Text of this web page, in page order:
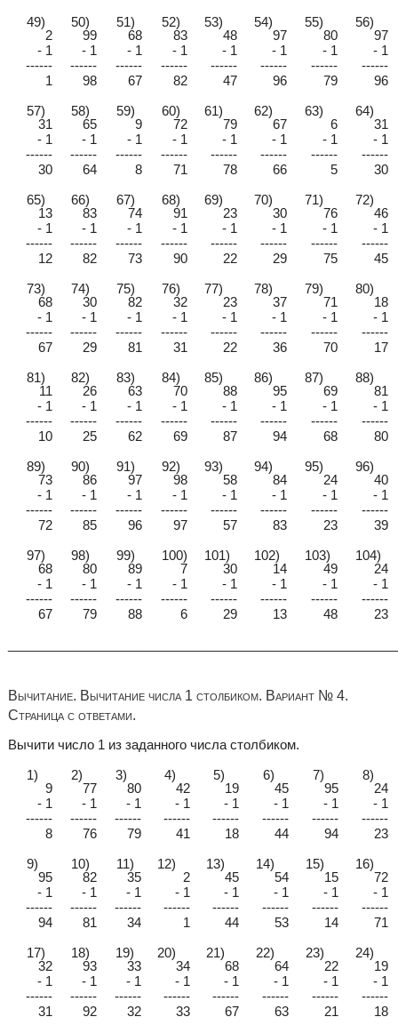
49)
2
50)
99
51)
68
52)
83
53)
48
54)
97
55)
80
56)
97
- 1
- 1 - 1 - 1 - 1 - 1 - 1
- 1
------
------ ------ ------ ------ ------ ------
------
1
98 67 82 47 96 79
96
57)
31
58)
65
59)
9
60)
72
61)
79
62)
67
63)
6
64)
31
- 1
- 1 - 1 - 1 - 1 - 1 - 1
- 1
------
------ ------ ------ ------ ------ ------
------
30
64 8 71 78 66 5
30
65)
13
66)
83
67)
74
68)
91
69)
23
70)
30
71)
76
72)
46
- 1
- 1 - 1 - 1 - 1 - 1 - 1
- 1
------
------ ------ ------ ------ ------ ------
------
12
82 73 90 22 29 75
45
73)
68
74)
30
75)
82
76)
32
77)
23
78)
37
79)
71
80)
18
- 1
- 1 - 1 - 1 - 1 - 1 - 1
- 1
------
------ ------ ------ ------ ------ ------
------
67
29 81 31 22 36 70
17
81)
11
82)
26
83)
63
84)
70
85)
88
86)
95
87)
69
88)
81
- 1
- 1 - 1 - 1 - 1 - 1 - 1
- 1
------
------ ------ ------ ------ ------ ------
------
10
25 62 69 87 94 68
80
89)
73
90)
86
91)
97
92)
98
93)
58
94)
84
95)
24
96)
40
- 1
- 1 - 1 - 1 - 1 - 1 - 1
- 1
------
------ ------ ------ ------ ------ ------
------
72
85 96 97 57 83 23
39
97)
68
98)
80
99)
89
100)
7
101)
30
102)
14
103)
49
104)
24
- 1
- 1 - 1 - 1 - 1 - 1 - 1
- 1
------
------ ------ ------ ------ ------ ------
------
67
79 88 6 29 13 48
23
Вычитание. Вычитание числа 1 столбиком. Вариант № 4.
Страница с ответами.
Вычити число 1 из заданного числа столбиком.
1)
9
2)
77
3)
80
4)
42
5)
19
6)
45
7)
95
8)
24
- 1
- 1 - 1 - 1 - 1 - 1 - 1
- 1
------
------ ------ ------ ------ ------ ------
------
8
76 79 41 18 44 94
23
9)
95
10)
82
11)
35
12)
2
13)
45
14)
54
15)
15
16)
72
- 1
- 1 - 1 - 1 - 1 - 1 - 1
- 1
------
------ ------ ------ ------ ------ ------
------
94
81 34 1 44 53 14
71
17)
32
18)
93
19)
33
20)
34
21)
68
22)
64
23)
22
24)
19
- 1
- 1 - 1 - 1 - 1 - 1 - 1
- 1
------
------ ------ ------ ------ ------ ------
------
31
92 32 33 67 63 21
18